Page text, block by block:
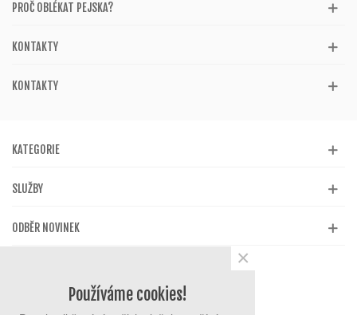
PROČ OBLÉKAT PEJSKA?
KONTAKTY
KONTAKTY
KATEGORIE
SLUŽBY
ODBĚR NOVINEK
Používáme cookies!
×